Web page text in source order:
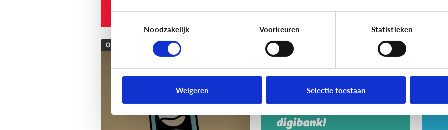
Noodzakelijk
Voorkeuren Statistieken
Weigeren Selectie toestaan
Opvoeding
[Klik & Print]Als ...
dan: afspraken maken
over schermtijd!
Opvoeding
Vragen over de
computer, het
internet, …? Ga naar
een digipunt of
digibank!